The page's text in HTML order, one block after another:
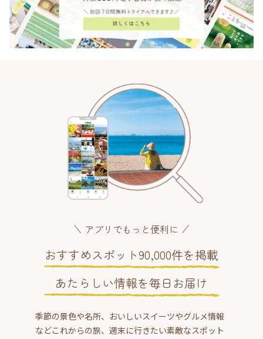
アプリでもっと便利に
おすすめスポット90,000件を掲載
あたらしい情報を毎日お届け
季節の景色や名所、おいしいスイーツやグルメ情報
などこれからの旅、週末に行きたい素敵なスポット